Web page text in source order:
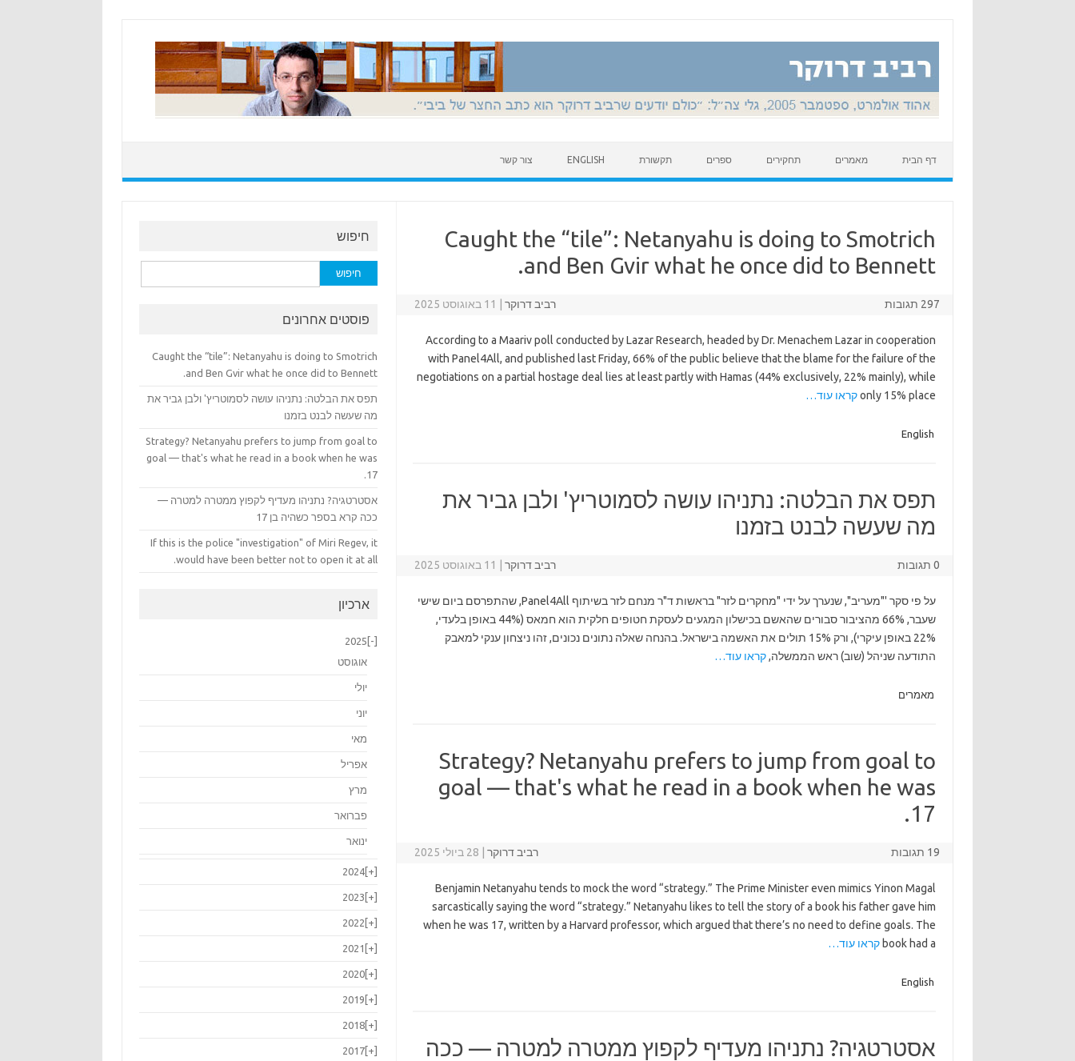
דף הבית מאמרים תחקירים ספרים תקשורת ENGLISH צור קשר
Caught the “tile”: Netanyahu is doing to Smotrich
and Ben Gvir what he once did to Bennett.
רביב דרוקר 11 באוגוסט 2025 297 תגובות
According to a Maariv poll conducted by Lazar Research, headed by Dr. Menachem Lazar in cooperation
with Panel4All, and published last Friday, 66% of the public believe that the blame for the failure of the
negotiations on a partial hostage deal lies at least partly with Hamas (44% exclusively, 22% mainly), while
only 15% place קראו עוד…
English
תפס את הבלטה: נתניהו עושה לסמוטריץ' ולבן גביר את
מה שעשה לבנט בזמנו
רביב דרוקר 11 באוגוסט 2025 0 תגובות
על פי סקר '"מעריב", שנערך על ידי "מחקרים לזר" בראשות ד"ר מנחם לזר בשיתוף Panel4All, שהתפרסם ביום שישי
שעבר, 66% מהציבור סבורים שהאשם בכישלון המגעים לעסקת חטופים חלקית הוא חמאס (44% באופן בלעדי,
22% באופן עיקרי), ורק 15% תולים את האשמה בישראל. בהנחה שאלה נתונים נכונים, זהו ניצחון ענקי למאבק
התודעה שניהל (שוב) ראש הממשלה,קראו עוד…
מאמרים
Strategy? Netanyahu prefers to jump from goal to
goal — that's what he read in a book when he was
17.
רביב דרוקר 28 ביולי 2025 19 תגובות
Benjamin Netanyahu tends to mock the word “strategy.” The Prime Minister even mimics Yinon Magal
sarcastically saying the word “strategy.” Netanyahu likes to tell the story of a book his father gave him
when he was 17, written by a Harvard professor, which argued that there’s no need to define goals. The
book had a קראו עוד…
English
אסטרטגיה? נתניהו מעדיף לקפוץ ממטרה למטרה — ככה
חיפוש
חיפוש:
פוסטים אחרונים
Caught the “tile”: Netanyahu is doing to Smotrich
and Ben Gvir what he once did to Bennett.
תפס את הבלטה: נתניהו עושה לסמוטריץ' ולבן גביר את
מה שעשה לבנט בזמנו
Strategy? Netanyahu prefers to jump from goal to
goal — that's what he read in a book when he was
17.
אסטרטגיה? נתניהו מעדיף לקפוץ ממטרה למטרה —
ככה קרא בספר כשהיה בן 17
If this is the police "investigation" of Miri Regev, it
would have been better not to open it at all.
ארכיון
[-]
2025
אוגוסט
יולי
יוני
מאי
אפריל
מרץ
פברואר
ינואר
[+]
2024
[+]
2023
[+]
2022
[+]
2021
[+]
2020
[+]
2019
[+]
2018
[+]
2017